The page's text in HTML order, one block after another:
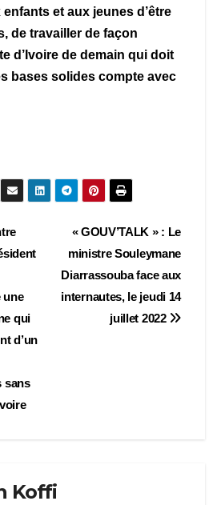
et aux jeunes d’être
de travailler de façon
d’Ivoire de demain qui doit
bases solides compte avec
« GOUV’TALK » : Le
ministre Souleymane
Diarrassouba face aux
internautes, le jeudi 14
juillet 2022
une
qui
d’un
sans
Koffi